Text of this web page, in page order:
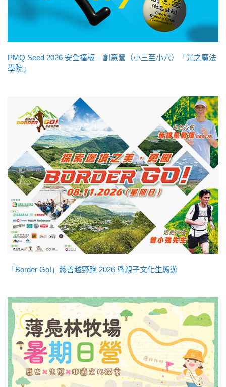
PMQ Seed 2026 安全撞板 – 創意營（小三至小六）「光之魔法
學院」
「Border Go!」慈善越野跑 2026 暨親子文化生態遊